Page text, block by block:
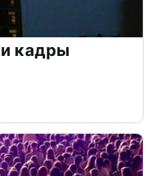
кадры